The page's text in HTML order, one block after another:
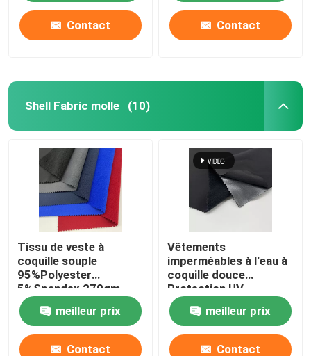
Contact Contact
Shell Fabric molle (10)
Tissu de veste à
coquille souple
95%Polyester
5%Spandex 270gm
meilleur prix
Contact
Vêtements
imperméables à l'eau à
coquille douce
Protection UV
95%polyester 5%
spandexmeilleur prix
Contact